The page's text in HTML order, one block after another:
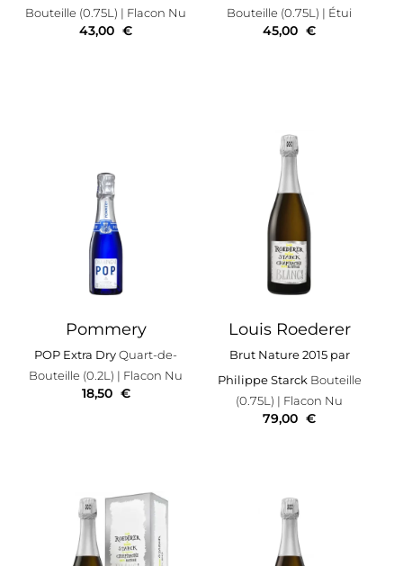
Bouteille (0.75L) | Flacon Nu
43,00 €
Bouteille (0.75L) | Étui
45,00 €
Pommery
POP Extra DryQuart-de-
Bouteille (0.2L) | Flacon Nu
18,50 €
Louis Roederer
Brut Nature 2015 par
Philippe Starck Bouteille
(0.75L) | Flacon Nu
79,00 €